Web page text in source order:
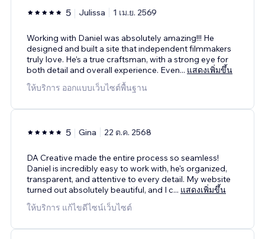
5 Julissa 1 เม.ย. 2569
Working with Daniel was absolutely amazing!!! He
designed and built a site that independent filmmakers
truly love. He’s a true craftsman, with a strong eye for
both detail and overall experience. Even... แสดงเพิ่มขึ้น
ให้บริการ ออกแบบเว็บไซต์พื้นฐาน
5 Gina 22 ต.ค. 2568
DA Creative made the entire process so seamless!
Daniel is incredibly easy to work with, he's organized,
transparent, and attentive to every detail. My website
turned out absolutely beautiful, and I c... แสดงเพิ่มขึ้น
ให้บริการ แก้ไขดีไซน์เว็บไซต์